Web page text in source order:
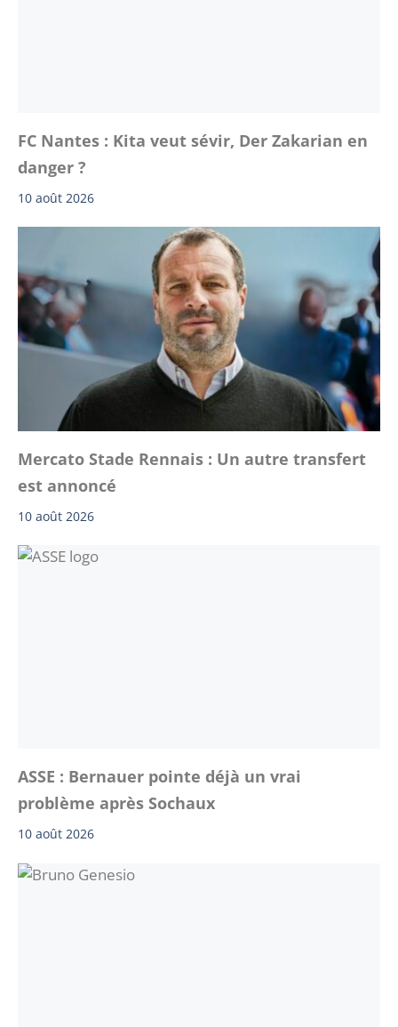
FC Nantes : Kita veut sévir, Der Zakarian en
danger ?
10 août 2026
Mercato Stade Rennais : Un autre transfert
est annoncé
10 août 2026
ASSE : Bernauer pointe déjà un vrai
problème après Sochaux
10 août 2026